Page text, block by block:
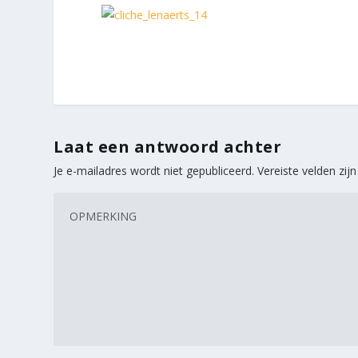
Laat een antwoord achter
Je e-mailadres wordt niet gepubliceerd. Vereiste velden